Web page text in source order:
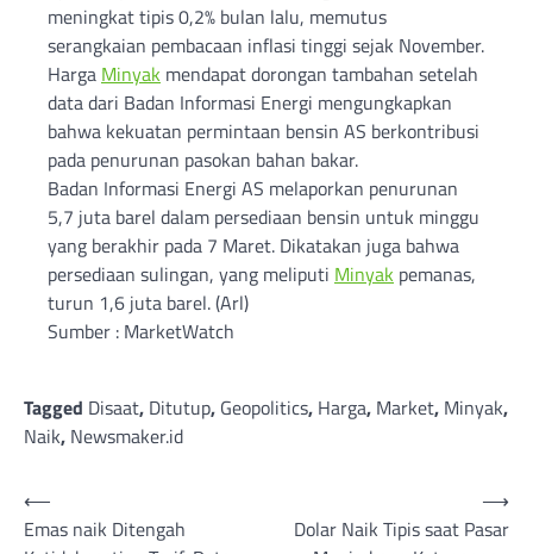
meningkat tipis 0,2% bulan lalu, memutus
serangkaian pembacaan inflasi tinggi sejak November.
Harga Minyak mendapat dorongan tambahan setelah
data dari Badan Informasi Energi mengungkapkan
bahwa kekuatan permintaan bensin AS berkontribusi
pada penurunan pasokan bahan bakar.
Badan Informasi Energi AS melaporkan penurunan
5,7 juta barel dalam persediaan bensin untuk minggu
yang berakhir pada 7 Maret. Dikatakan juga bahwa
persediaan sulingan, yang meliputi Minyak pemanas,
turun 1,6 juta barel. (Arl)
Sumber : MarketWatch
Tagged Disaat, Ditutup, Geopolitics, Harga, Market, Minyak,
Naik, Newsmaker.id
Post
navigation
⟵
Emas naik Ditengah
Dolar Naik Tipis saat Pasar
⟶